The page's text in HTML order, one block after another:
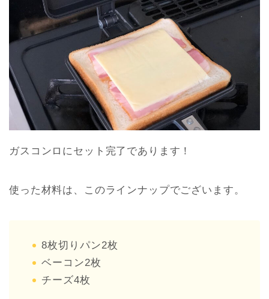
ガスコンロにセット完了であります！
使った材料は、このラインナップでございます。
8枚切りパン2枚
ベーコン2枚
チーズ4枚